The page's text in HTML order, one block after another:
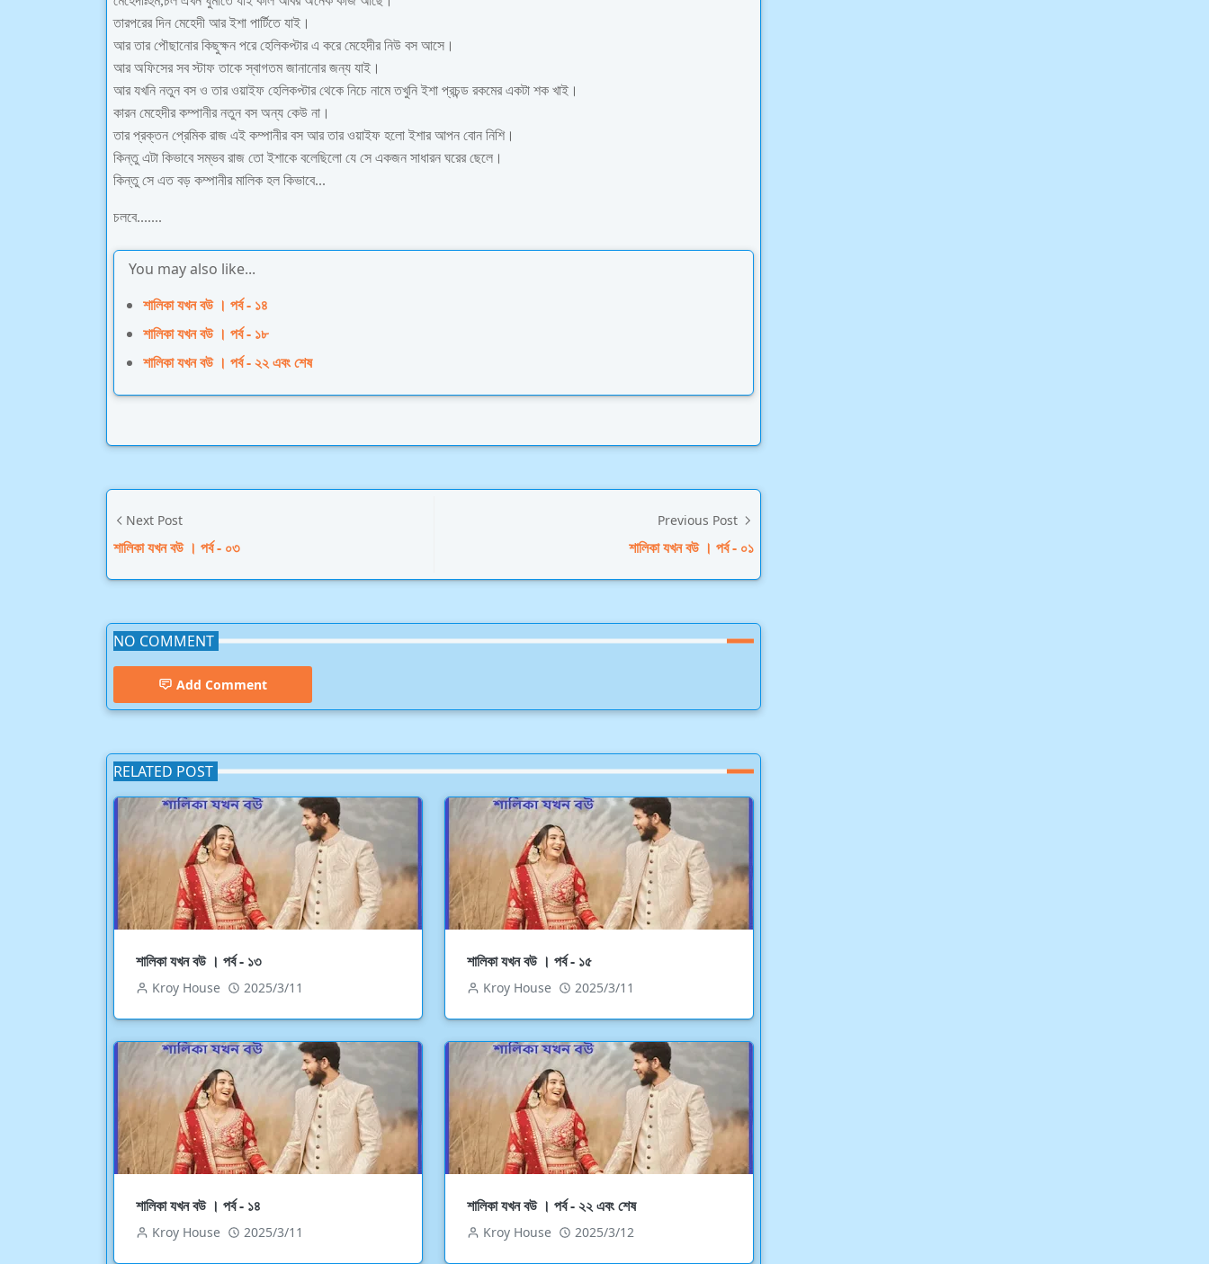
তারপরের দিন মেহেদী আর ইশা পার্টিতে যাই।
আর তার পৌছানোর কিছুক্ষন পরে হেলিকপ্টার এ করে মেহেদীর নিউ বস আসে।
আর অফিসের সব স্টাফ তাকে স্বাগতম জানানোর জন্য যাই।
আর যখনি নতুন বস ও তার ওয়াইফ হেলিকপ্টার থেকে নিচে নামে তখুনি ইশা প্রচন্ড রকমের একটা শক খাই।
কারন মেহেদীর কম্পানীর নতুন বস অন্য কেউ না।
তার প্রক্তন প্রেমিক রাজ এই কম্পানীর বস আর তার ওয়াইফ হলো ইশার আপন বোন নিশি।
কিন্তু এটা কিভাবে সম্ভব রাজ তো ইশাকে বলেছিলো যে সে একজন সাধারন ঘরের ছেলে।
কিন্তু সে এত বড় কম্পানীর মালিক হল কিভাবে...
চলবে.......
You may also like...
শালিকা যখন বউ । পর্ব - ১৪
শালিকা যখন বউ । পর্ব - ১৮
শালিকা যখন বউ । পর্ব - ২২ এবং শেষ
Next Post
শালিকা যখন বউ । পর্ব - ০৩
Previous Post
শালিকা যখন বউ । পর্ব - ০১
NO COMMENT
Add Comment
RELATED POST
শালিকা যখন বউ । পর্ব - ১৩
Kroy House 2025/3/11
শালিকা যখন বউ । পর্ব - ১৫
Kroy House 2025/3/11
শালিকা যখন বউ । পর্ব - ১৪
Kroy House 2025/3/11
শালিকা যখন বউ । পর্ব - ২২ এবং শেষ
Kroy House 2025/3/12